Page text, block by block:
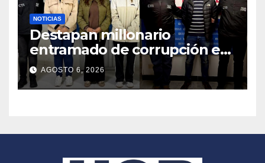
NOTICIAS
Destapan millonario
entramado de corrupción en
contratos de caja de
compensación en Nariño
AGOSTO 6, 2026